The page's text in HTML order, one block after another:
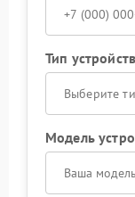
Тип
Выберите
Модель